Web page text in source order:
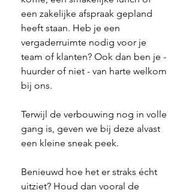
een zakelijke afspraak gepland
heeft staan. Heb je een
vergaderruimte nodig voor je
team of klanten? Ook dan ben je -
huurder of niet - van harte welkom
bij ons.
Terwijl de verbouwing nog in volle
gang is, geven we bij deze alvast
een kleine sneak peek.
Benieuwd hoe het er straks écht
uitziet? Houd dan vooral de